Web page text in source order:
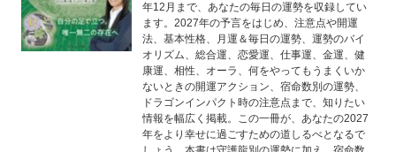
年12月まで、あなたの毎日の運勢を収録してい
ます。2027年の予言をはじめ、注意点や開運
法、基本性格、月運＆毎日の運勢、運勢のバイ
オリズム、総合運、恋愛運、仕事運、金運、健
康運、相性、オーラ、何をやってもうまくいか
ないときの開運アクション、宿命数別の運勢、
ドラゴンインパクト時の注意点まで、知りたい
情報を幅広く掲載。この一冊が、あなたの2027
年をより幸せに過ごすための道しるべとなるで